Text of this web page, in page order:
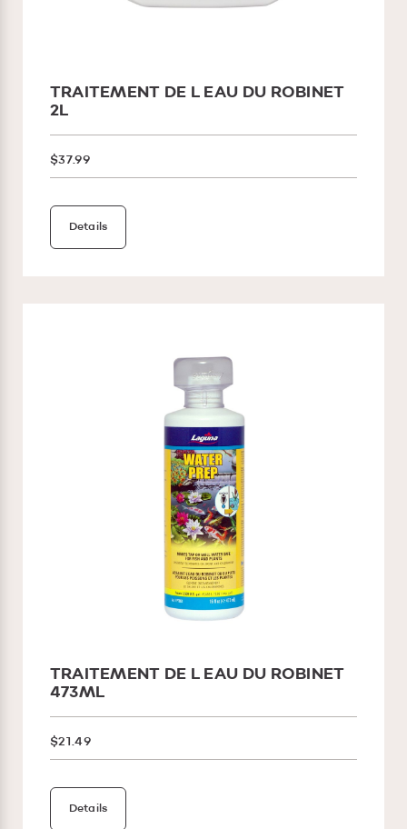
TRAITEMENT DE L EAU DU ROBINET
2L
$37.99
Details
TRAITEMENT DE L EAU DU ROBINET
473ML
$21.49
Details